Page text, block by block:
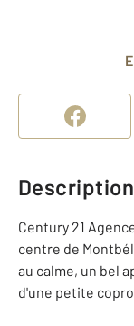
Description
Century 21
centre de
au calme, un bel
d'une petite